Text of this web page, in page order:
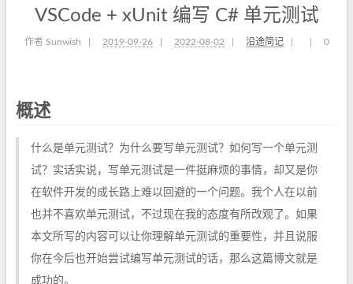
VSCode + xUnit 编写 C# 单元测试
作者 Sunwish 2019-09-26 2022-08-02 沿途简记 0
概述
什么是单元测试？为什么要写单元测试？如何写一个单元测
试？实话实说，写单元测试是一件挺麻烦的事情，却又是你
在软件开发的成长路上难以回避的一个问题。我个人在以前
也并不喜欢单元测试，不过现在我的态度有所改观了。如果
本文所写的内容可以让你理解单元测试的重要性，并且说服
你在今后也开始尝试编写单元测试的话，那么这篇博文就是
成功的。